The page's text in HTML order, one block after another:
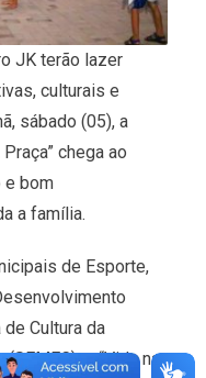
JK terão lazer
culturais e
sábado (05), a
chega ao
e bom
a família.
de Esporte,
de Cultura da
o “Vida na